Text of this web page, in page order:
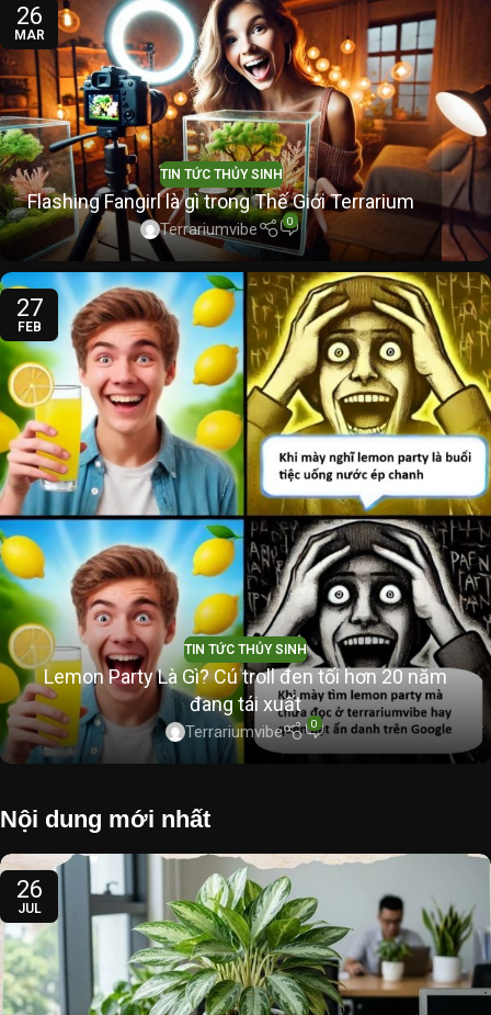
26
MAR
TIN TỨC THỦY SINH
Flashing Fangirl là gì trong Thế Giới Terrarium
Terrariumvibe 0
27
FEB
TIN TỨC THỦY SINH
Lemon Party Là Gì? Cú troll đen tối hơn 20 năm
đang tái xuất
Terrariumvibe 0
Nội dung mới nhất
26
JUL